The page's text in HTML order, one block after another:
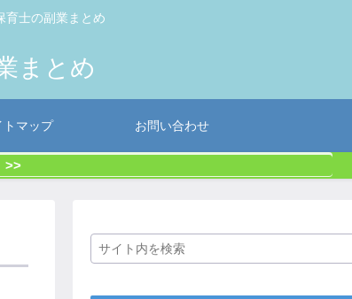
育士の副業まとめ
トマップ お問い合わせ
>>